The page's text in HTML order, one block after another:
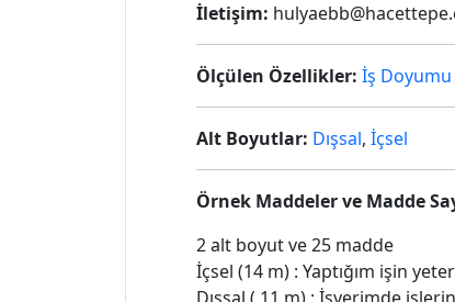
İletişim:
Ölçülen Özellikler: İş Doyumu
Alt Boyutlar: Dışsal, İçsel
Örnek Maddeler ve Madde
2 alt boyut ve 25 madde
İçsel (14 m) : Yaptığım işin